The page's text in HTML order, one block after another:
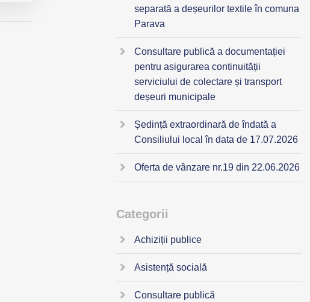
separată a deșeurilor textile în comuna
Parava
Consultare publică a documentației
pentru asigurarea continuității
serviciului de colectare și transport
deșeuri municipale
Ședință extraordinară de îndată a
Consiliului local în data de 17.07.2026
Oferta de vânzare nr.19 din 22.06.2026
Categorii
Achiziții publice
Asistență socială
Consultare publică